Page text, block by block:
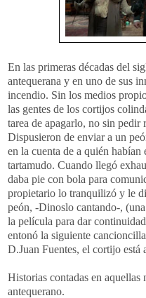
En las primeras décadas del
antequerana y en uno de sus
incendio. Sin los medios
las gentes de los cortijos
tarea de apagarlo, no sin pedir
Dispusieron de enviar a un
en la cuenta de a quién
tartamudo. Cuando llegó
daba pie con bola para
propietario lo tranquilizó y le
peón, -Dinoslo cantando-,
la película para dar
entonó la siguiente
D.Juan Fuentes, el cortijo
Historias contadas en
antequerano.